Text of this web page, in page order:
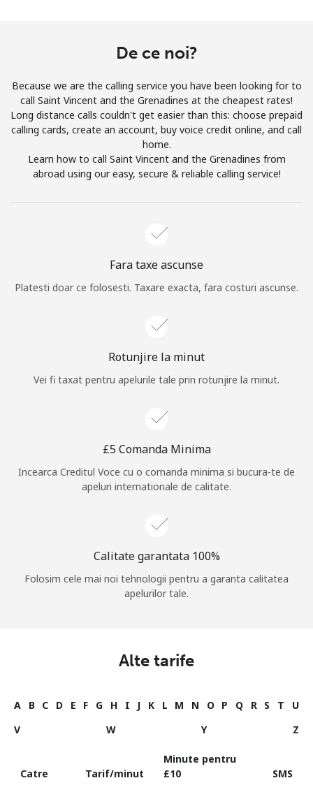
Buna!
Logheaza-te sau CREEAZA CONT NOU →
Recuperare parola →
Log in
sau
De ce noi?
Because we are the calling service you have been looking for to
call Saint Vincent and the Grenadines at the cheapest rates!
Long distance calls couldn't get easier than this: choose prepaid
calling cards, create an account, buy voice credit online, and call
home.
Learn how to call Saint Vincent and the Grenadines from
abroad using our easy, secure & reliable calling service!
Fara taxe ascunse
Platesti doar ce folosesti. Taxare exacta, fara costuri ascunse.
Rotunjire la minut
Vei fi taxat pentru apelurile tale prin rotunjire la minut.
⁦£5⁩ Comanda Minima
Incearca Creditul Voce cu o comanda minima si bucura-te de
apeluri internationale de calitate.
Calitate garantata 100%
Folosim cele mai noi tehnologii pentru a garanta calitatea
apelurilor tale.
Alte tarife
A B C D E F G H I J K L M N O P Q R S T
U
V
W Y Z
Catre Tarif/minut
Minute pentru
⁦£10⁩
SMS